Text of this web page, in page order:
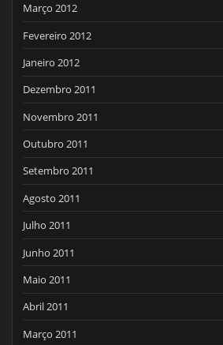
Março 2012
Fevereiro 2012
Janeiro 2012
Dezembro 2011
Novembro 2011
Outubro 2011
Setembro 2011
Agosto 2011
Julho 2011
Junho 2011
Maio 2011
Abril 2011
Março 2011